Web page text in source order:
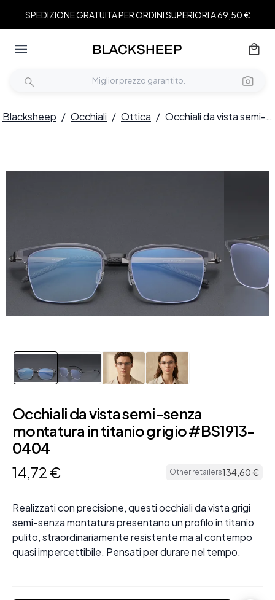
SPEDIZIONE GRATUITA PER ORDINI SUPERIORI A 69,50 €
Blacksheep / Occhiali / Ottica / Occhiali da vista semi-senza montatura in titanio grigio #BS1913-0404
Occhiali da vista semi-senza
montatura in titanio grigio #BS1913-
0404
14,72 € Other retailers134,60€
Realizzati con precisione, questi occhiali da vista grigi
semi-senza montatura presentano un profilo in titanio
pulito, straordinariamente resistente ma al contempo
quasi impercettibile. Pensati per durare nel tempo.